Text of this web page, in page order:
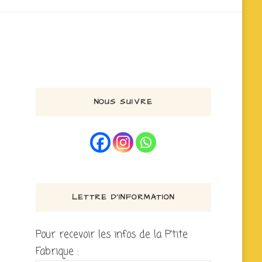
NOUS SUIVRE
LETTRE D’INFORMATION
Pour recevoir les infos de la P'tite
Fabrique :